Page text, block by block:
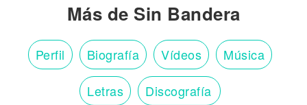
Más de Sin Bandera
Perfil Biografía Vídeos Música
Letras Discografía